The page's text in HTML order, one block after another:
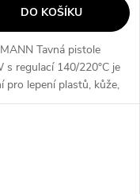
DO KOŠÍKU
Tavná pistole
s regulací 140/220°C je
pro lepení plastů, kůže,
dalších materiálů. S